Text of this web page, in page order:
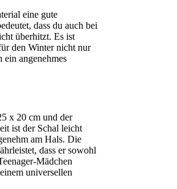
eine gute
dass du auch bei
überhitzt. Es ist
den Winter nicht nur
ein angenehmes
x 20 cm und der
ist der Schal leicht
am Hals. Die
dass er sowohl
Mädchen
universellen